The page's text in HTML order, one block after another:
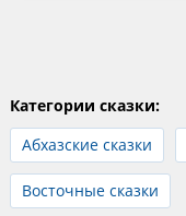
Категории сказки:
Абхазские сказки
Восточные сказки